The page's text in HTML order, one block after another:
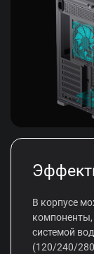
В корпусе
компоненты,
системой
(120/240/